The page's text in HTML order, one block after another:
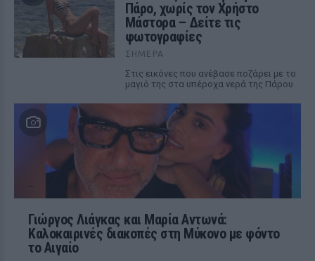
Πάρο, χωρίς τον Χρήστο
Μάστορα – Δείτε τις
φωτογραφίες
ΣΉΜΕΡΑ
Στις εικόνες που ανέβασε ποζάρει με το
μαγιό της στα υπέροχα νερά της Πάρου
Γιώργος Λιάγκας και Μαρία Αντωνά:
Καλοκαιρινές διακοπές στη Μύκονο με φόντο
το Αιγαίο